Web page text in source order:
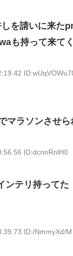
を請いに来た
も持って来て
マラソンさせ
ID:dcnnRnlH0
ンテリ持ってた
ID:/NmmyXd/M